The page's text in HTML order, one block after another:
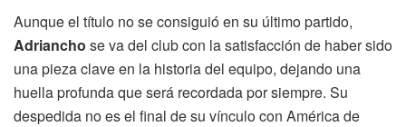
Aunque el título no se consiguió en su último partido,
Adriancho se va del club con la satisfacción de haber sido
una pieza clave en la historia del equipo, dejando una
huella profunda que será recordada por siempre. Su
despedida no es el final de su vínculo con América de